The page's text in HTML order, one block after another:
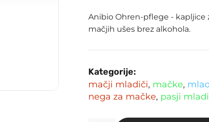
10.99 €.
Anibio Ohren-pflege - kapljice
mačjih ušes brez alkohola.
Kategorije:
mačji mladiči, mačke,
nega za mačke, pasji